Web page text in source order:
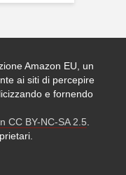
Amazon EU, un
ai siti di percepire
e fornendo
CC BY-NC-SA 2.5